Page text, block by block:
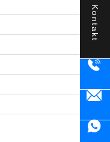
Kontakt